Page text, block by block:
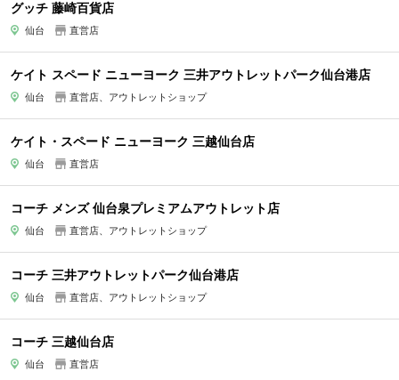
グッチ 藤崎百貨店
仙台 直営店
ケイト スペード ニューヨーク 三井アウトレットパーク仙台港店
仙台 直営店、アウトレットショップ
ケイト・スペード ニューヨーク 三越仙台店
仙台 直営店
コーチ メンズ 仙台泉プレミアムアウトレット店
仙台 直営店、アウトレットショップ
コーチ 三井アウトレットパーク仙台港店
仙台 直営店、アウトレットショップ
コーチ 三越仙台店
仙台 直営店